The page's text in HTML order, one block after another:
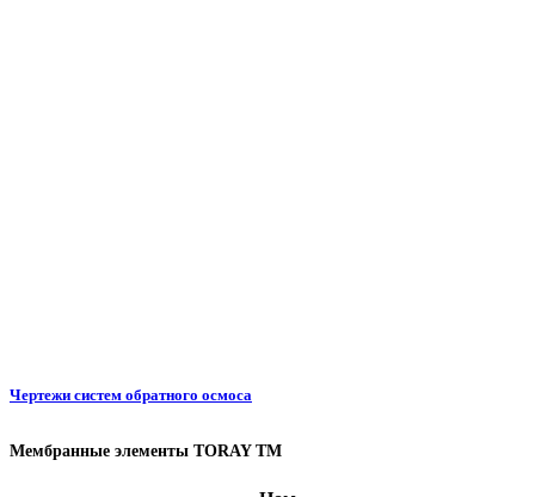
Чертежи систем обратного осмоса
Мембранные элементы TORAY TM